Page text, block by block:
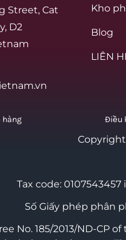
Street, Cat
D2
Kho
Blog
LIÊN
hàng Điều
Tax code:
Số Giấy phép phân
No. 185/2013/ND-CP